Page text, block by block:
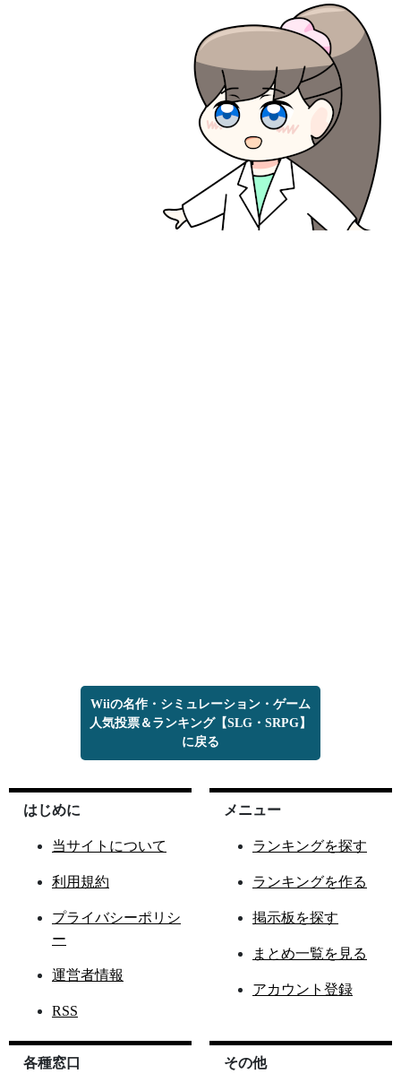
Wiiの名作・シミュレーション・ゲーム
人気投票＆ランキング【SLG・SRPG】
に戻る
はじめに
当サイトについて
利用規約
プライバシーポリシ
ー
運営者情報
RSS
メニュー
ランキングを探す
ランキングを作る
掲示板を探す
まとめ一覧を見る
アカウント登録
各種窓口 その他